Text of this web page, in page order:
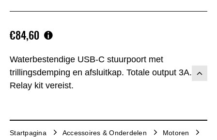
Waterbestendige USB-C stuurpoort met
trillingsdemping en afsluitkap. Totale output 3A.
Relay kit vereist.
€84,60
Startpagina Accessoires & Onderdelen
Motoren